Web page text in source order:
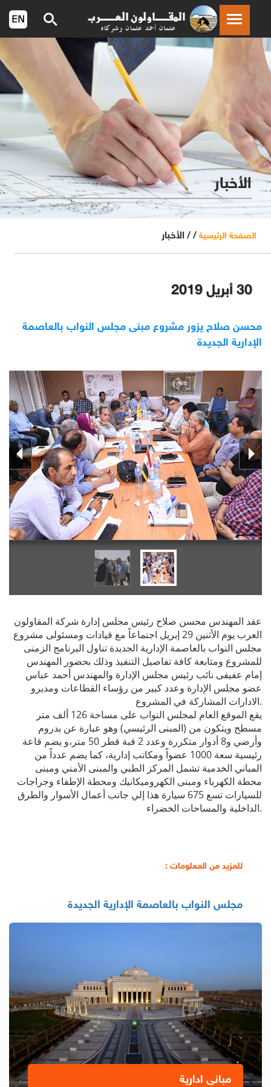
الأخبار
الصفحة الرئيسية / / الأخبار
30 أبريل 2019
محسن صلاح يزور مشروع مبنى مجلس النواب بالعاصمة
الإدارية الجديدة
عقد المهندس محسن صلاح رئيس مجلس إدارة شركة المقاولون
العرب يوم الأثنين 29 إبريل اجتماعاً مع قيادات ومسئولى مشروع
مجلس النواب بالعاصمة الإدارية الجديدة تناول البرنامج الزمنى
للمشروع ومتابعة كافة تفاصيل التنفيذ وذلك بحضور المهندس
إمام عفيفى نائب رئيس مجلس الإدارة والمهندس أحمد عباس
عضو مجلس الإدارة وعدد كبير من رؤساء القطاعات ومديرو
الادارات المشاركة في المشروع.
يقع الموقع العام لمجلس النواب على مساحة 126 ألف متر
مسطح ويتكون من (المبنى الرئيسي) وهو عبارة عن بدروم
وأرضي و8 أدوار متكررة وعدد 2 قبة قطر 50 متر،و يضم قاعة
رئيسية سعة 1000 عضواً ومكاتب إدارية، كما يضم عدداً من
المباني الخدمية تشمل المركز الطبي والمبنى الأمني ومبنى
محطة الكهرباء ومبنى الكهروميكانيك ومحطة الإطفاء وجراجات
للسيارات تسع 675 سيارة هذا إلي جانب أعمال الأسوار والطرق
الداخلية والمساحات الخضراء.
للمزيد من المعلومات :
مجلس النواب بالعاصمة الإدارية الجديدة
مبانى ادارية